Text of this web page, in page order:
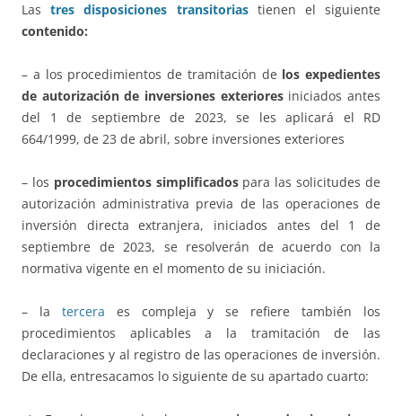
Lastres disposiciones transitoriastienen el siguiente
contenido:
– a los procedimientos de tramitación de los expedientes
de autorización de inversiones exterioresiniciados antes
del 1 de septiembre de 2023, se les aplicará el RD
664/1999, de 23 de abril, sobre inversiones exteriores
– los procedimientos simplificadospara las solicitudes de
autorización administrativa previa de las operaciones de
inversión directa extranjera, iniciados antes del 1 de
septiembre de 2023, se resolverán de acuerdo con la
normativa vigente en el momento de su iniciación.
– la tercera es compleja y se refiere también los
procedimientos aplicables a la tramitación de las
declaraciones y al registro de las operaciones de inversión.
De ella, entresacamos lo siguiente de su apartado cuarto: